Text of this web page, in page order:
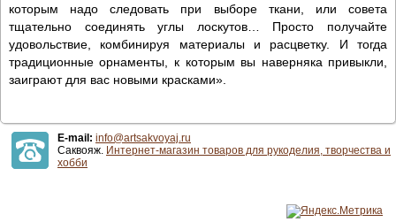
которым надо следовать при выборе ткани, или совета
тщательно соединять углы лоскутов… Просто получайте
удовольствие, комбинируя материалы и расцветку. И тогда
традиционные орнаменты, к которым вы наверняка привыкли,
заиграют для вас новыми красками».
E-mail: info@artsakvoyaj.ru
Саквояж. Интернет-магазин товаров для рукоделия, творчества и
хобби